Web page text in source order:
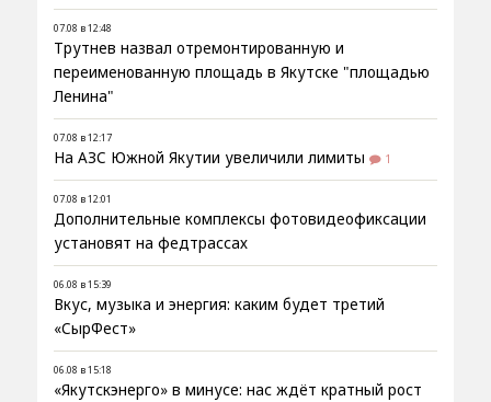
07.08 в 12:48
Трутнев назвал отремонтированную и
переименованную площадь в Якутске "площадью
Ленина"
07.08 в 12:17
На АЗС Южной Якутии увеличили лимиты 1
07.08 в 12:01
Дополнительные комплексы фотовидеофиксации
установят на федтрассах
06.08 в 15:39
Вкус, музыка и энергия: каким будет третий
«СырФест»
06.08 в 15:18
«Якутскэнерго» в минусе: нас ждёт кратный рост